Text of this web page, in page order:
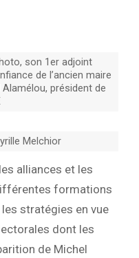
son 1er adjoint
de l’ancien maire
président de
Melchior
alliances et les
formations
stratégies en vue
dont les
de Michel